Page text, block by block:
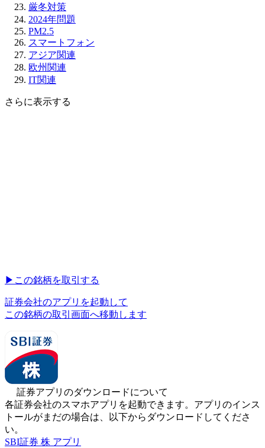
厳冬対策
2024年問題
PM2.5
スマートフォン
アジア関連
欧州関連
IT関連
さらに表示する
▶︎ この銘柄を取引する
証券会社のアプリを起動して
この銘柄の取引画面へ移動します
証券アプリのダウンロードについて
各証券会社のスマホアプリを起動できます。アプリのインス
トールがまだの場合は、以下からダウンロードしてくださ
い。
SBI証券 株 アプリ